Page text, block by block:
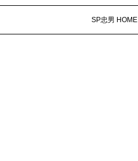
SP忠男 HOME